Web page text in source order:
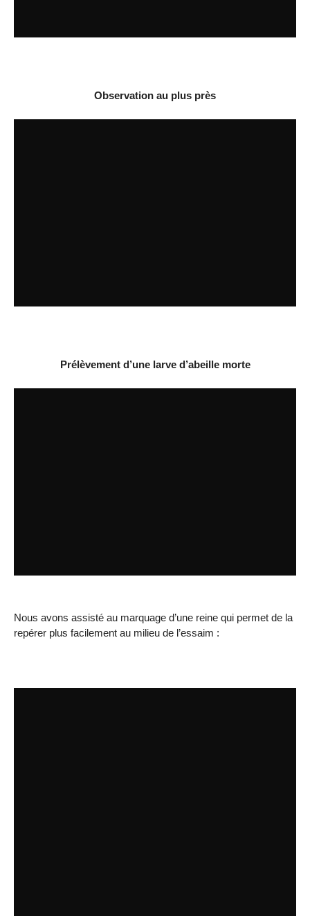
Observation au plus près
Prélèvement d’une larve d’abeille morte
Nous avons assisté au marquage d’une reine qui permet de la
repérer plus facilement au milieu de l’essaim :